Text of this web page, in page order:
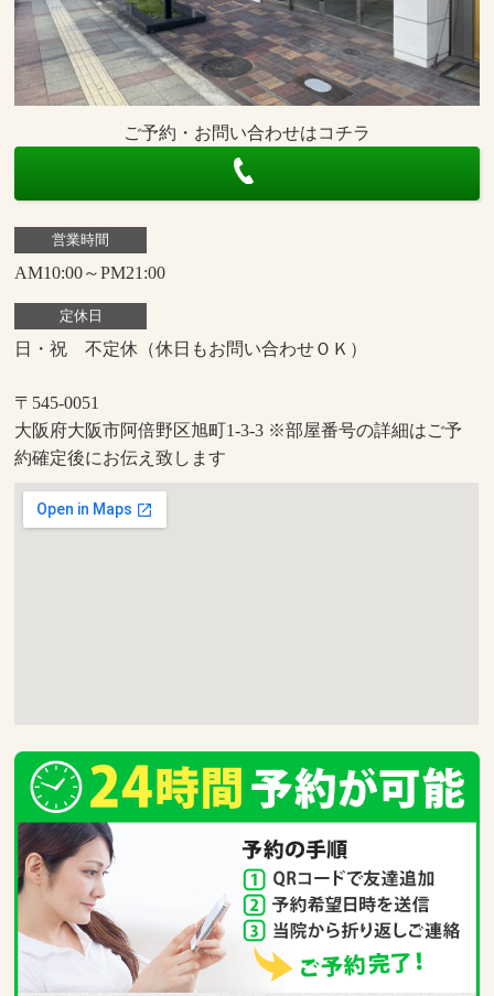
ご予約・お問い合わせはコチラ
営業時間
AM10:00～PM21:00
定休日
日・祝 不定休（休日もお問い合わせＯＫ）
〒545-0051
大阪府大阪市阿倍野区旭町1-3-3 ※部屋番号の詳細はご予
約確定後にお伝え致します